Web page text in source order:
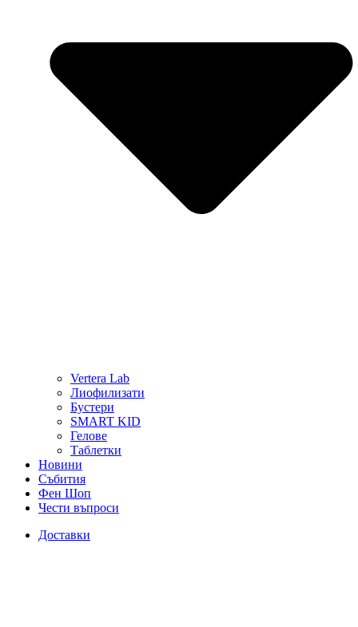
Vertera Lab
Лиофилизати
Бустери
SMART KID
Гелове
Таблетки
Новини
Събития
Фен Шоп
Чести въпроси
Доставки